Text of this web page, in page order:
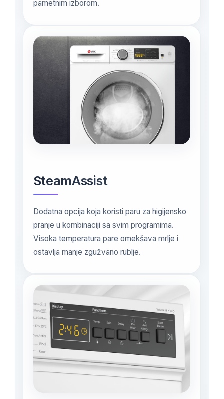
pametnim izborom.
SteamAssist
Dodatna opcija koja koristi paru za higijensko
pranje u kombinaciji sa svim programima.
Visoka temperatura pare omekšava mrlje i
ostavlja manje zgužvano rublje.